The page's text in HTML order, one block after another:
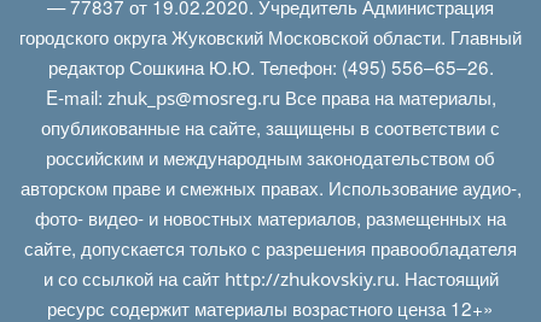
— 77837 от 19.02.2020. Учредитель Администрация
городского округа Жуковский Московской области. Главный
редактор Сошкина Ю.Ю. Телефон: (495) 556–65–26.
E‑mail: zhuk_ps@mosreg.ruВсе права на материалы,
опубликованные на сайте, защищены в соответствии с
российским и международным законодательством об
авторском праве и смежных правах. Использование аудио-,
фото- видео- и новостных материалов, размещенных на
сайте, допускается только с разрешения правообладателя
и со ссылкой на сайт http://zhukovskiy.ru. Настоящий
ресурс содержит материалы возрастного ценза 12+»